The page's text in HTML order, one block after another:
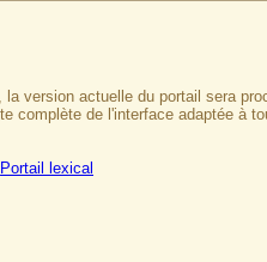
version actuelle du portail sera
complète de l'interface adaptée à
Portail lexical